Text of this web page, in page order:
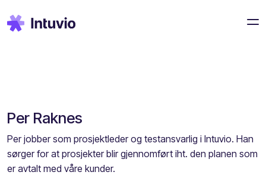
Per Raknes
Per jobber som prosjektleder og testansvarlig i Intuvio. Han
sørger for at prosjekter blir gjennomført iht. den planen som
er avtalt med våre kunder.